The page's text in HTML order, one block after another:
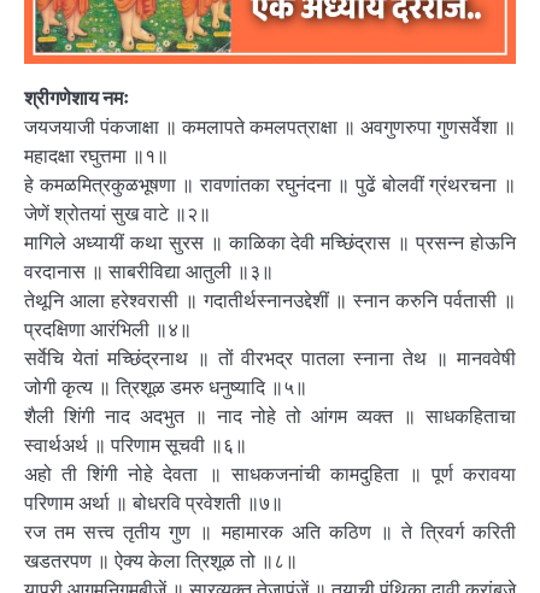
श्रीगणेशाय नमः
जयजयाजी पंकजाक्षा ॥ कमलापते कमलपत्राक्षा ॥ अवगुणरुपा गुणसर्वेशा ॥
महादक्षा रघुत्तमा ॥१॥
हे कमळमित्रकुळभूषणा ॥ रावणांतका रघुनंदना ॥ पुढें बोलवीं ग्रंथरचना ॥
जेणें श्रोतयां सुख वाटे ॥२॥
मागिले अध्यायीं कथा सुरस ॥ काळिका देवी मच्छिंद्रास ॥ प्रसन्न होऊनि
वरदानास ॥ साबरीविद्या आतुली ॥३॥
तेथूनि आला हरेश्वरासी ॥ गदातीर्थस्नानउद्देशीं ॥ स्नान करुनि पर्वतासी ॥
प्रदक्षिणा आरंभिली ॥४॥
सर्वेचि येतां मच्छिंद्रनाथ ॥ तों वीरभद्र पातला स्नाना तेथ ॥ मानववेषी
जोगी कृत्य ॥ त्रिशूळ डमरु धनुष्यादि ॥५॥
शैली शिंगी नाद अदभुत ॥ नाद नोहे तो आंगम व्यक्त ॥ साधकहिताचा
स्वार्थअर्थ ॥ परिणाम सूचवी ॥६॥
अहो ती शिंगी नोहे देवता ॥ साधकजनांची कामदुहिता ॥ पूर्ण करावया
परिणाम अर्था ॥ बोधरवि प्रवेशती ॥७॥
रज तम सत्त्व तृतीय गुण ॥ महामारक अति कठिण ॥ ते त्रिवर्ग करिती
खडतरपण ॥ ऐक्य केला त्रिशूळ तो ॥८॥